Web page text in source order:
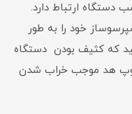
دستگاه ارتباط دارد.
خود را به طور
که کثیف بودن دستگاه
هد موجب خراب شدن